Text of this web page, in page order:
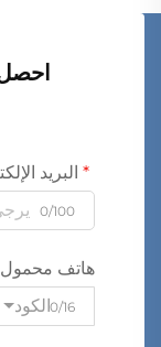
البريد
0/100
هاتف محمول
الكود0/16